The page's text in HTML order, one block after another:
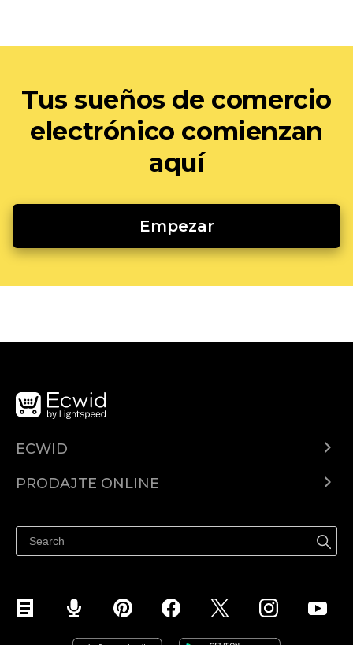
Tus sueños de comercio
electrónico comienzan
aquí
Empezar
ECWID
PRODAJTE ONLINE